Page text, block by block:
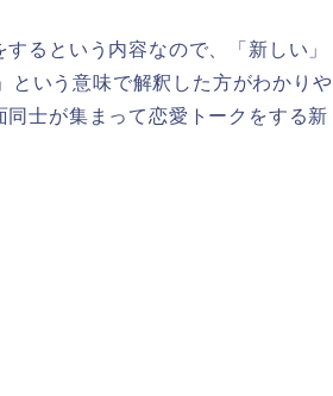
るという内容なので、「新しい」
」という意味で解釈した方がわかりや
士が集まって恋愛トークをする新